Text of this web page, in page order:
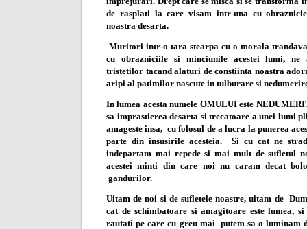
de rasplati la care visam intr-una cu
noastra desarta.
Muritori intr-o tara stearpa cu o morala
cu obrazniciile si minciunile acestei lumi, ne
tristetilor tacand alaturi de constiinta noastra
aripi al patimilor nascute in tulburare si
In lumea acesta numele OMULUI este
sa imprastierea desarta si trecatoare a unei lumi
amageste insa, cu folosul de a lucra la punerea
parte din insusirile acesteia.
Si cu cat ne
indepartam mai repede si mai mult de sufletul
acestei minti din care noi nu caram decat
gandurilor.
Uitam de noi si de sufletele noastre, uitam de
cat de schimbatoare si amagitoare este lumea,
rautati pe care cu greu mai putem sa o luminam